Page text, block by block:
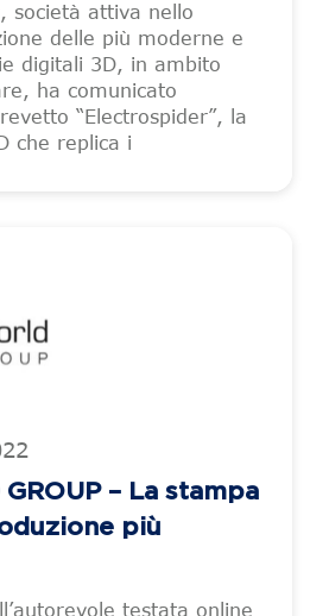
società attiva nello
delle più moderne e
digitali 3D, in ambito
ha comunicato
“Electrospider”, la
che replica i
– La stampa
più
testata online